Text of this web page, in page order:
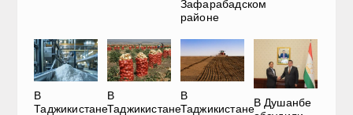
Зафарабадском
районе
В
Таджикистане
В
Таджикистане
В
Таджикистане
В Душанбе